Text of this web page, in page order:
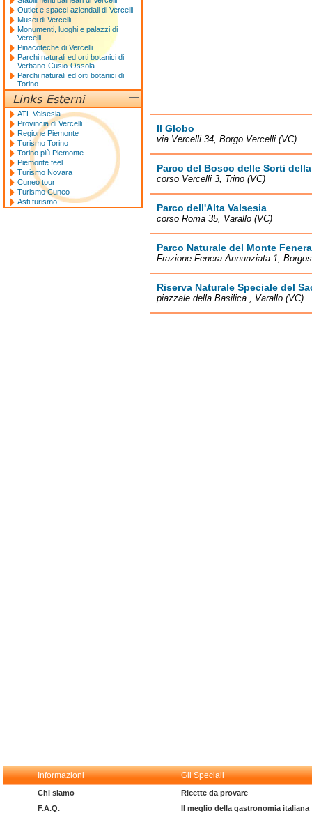
Il Globo
via Vercelli 34, Borgo Vercelli (VC)
Parco del Bosco delle Sorti
corso Vercelli 3, Trino (VC)
Parco dell'Alta Valsesia
corso Roma 35, Varallo (VC)
Parco Naturale del Monte Fenera
Frazione Fenera Annunziata 1,
Riserva Naturale Speciale del
piazzale della Basilica , Varallo (VC)
Outlet e spacci aziendali di Vercelli
Musei di Vercelli
Monumenti, luoghi e palazzi di
Vercelli
Pinacoteche di Vercelli
Parchi naturali ed orti botanici di
Verbano-Cusio-Ossola
Parchi naturali ed orti botanici di
Torino
ATL Valsesia
Provincia di Vercelli
Regione Piemonte
Turismo Torino
Torino più Piemonte
Piemonte feel
Turismo Novara
Cuneo tour
Turismo Cuneo
Asti turismo
Informazioni Gli Speciali
Chi siamo
F.A.Q.
Ricette da provare
Il meglio della gastronomia italiana